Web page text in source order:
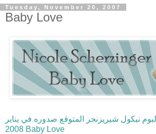
Tuesday, November 20, 2007
Baby Love
نيكول شيريزنجر المتوقع صدوره في يناير
2008 Baby Love